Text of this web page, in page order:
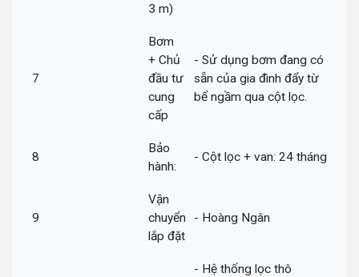
3 m)
7
Bơm
+ Chủ
đầu tư
cung
cấp
- Sử dụng bơm đang có
sẵn của gia đình đẩy từ
bể ngầm qua cột lọc.
8
Bảo
hành:
- Cột lọc + van: 24 tháng
9
Vận
chuyển
lắp đặt
- Hoàng Ngân
- Hệ thống lọc thô